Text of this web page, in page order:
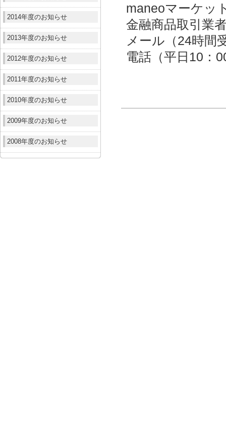
2014年度のお知らせ
2013年度のお知らせ
2012年度のお知らせ
2011年度のお知らせ
2010年度のお知らせ
2009年度のお知らせ
2008年度のお知らせ
maneoマーケッ
金融商品取引業
メール（24時間
電話（平日10：